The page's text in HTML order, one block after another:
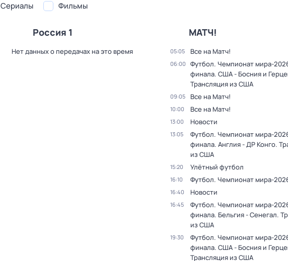
Сериалы Фильмы
Россия 1
Нет данных о передачах на это время
МАТЧ!
05:05 Все на Матч!
06:00
Футбол. Чемпионат мира-
финала. США - Босния и
Трансляция из США
09:05 Все на Матч!
10:00 Все на Матч!
13:00 Новости
13:05
Футбол. Чемпионат мира-
финала. Англия - ДР Конго.
из США
15:20 Улётный футбол
16:10 Футбол. Чемпионат мира-
16:40 Новости
16:45
Футбол. Чемпионат мира-
финала. Бельгия - Сенегал.
из США
19:30
Футбол. Чемпионат мира-
финала. США - Босния и
Трансляция из США